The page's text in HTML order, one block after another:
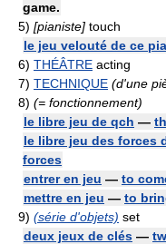
game.
5) [pianiste] touch
le jeu velouté de ce
6) THÉÂTRE acting
7) TECHNIQUE (d'une
8) (= fonctionnement)
le libre jeu de qch —
le libre jeu des forces
forces
entrer en jeu — to
mettre en jeu — to
9) (série d'objets) set
deux jeux de clés —